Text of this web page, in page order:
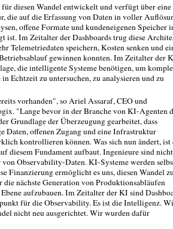
diesen Wandel entwickelt und verfügt über eine
die auf die Erfassung von Daten in voller
offene Formate und kundeneigenen Speicher
ist. Im Zeitalter der Dashboards trug diese
Telemetriedaten speichern, Kosten senken und
gewinnen konnten. Im Zeitalter der
die intelligente Systeme benötigen, um
Echtzeit zu untersuchen, zu analysieren und zu
vorhanden", so Ariel Assaraf, CEO und
"Lange bevor in der Branche von KI-Agenten
Grundlage der Überzeugung gearbeitet, dass
Daten, offenen Zugang und eine Infrastruktur
kontrollieren können. Was sich nun ändert, ist
diesem Fundament aufbaut. Ingenieure sind nicht
Observability-Daten. KI-Systeme werden
Finanzierung ermöglicht es uns, diesen Wandel
die nächste Generation von Produktionsabläufen
aufzubauen. Im Zeitalter der KI sind
für die Observability. Es ist die Intelligenz.
nicht neu ausgerichtet. Wir wurden dafür